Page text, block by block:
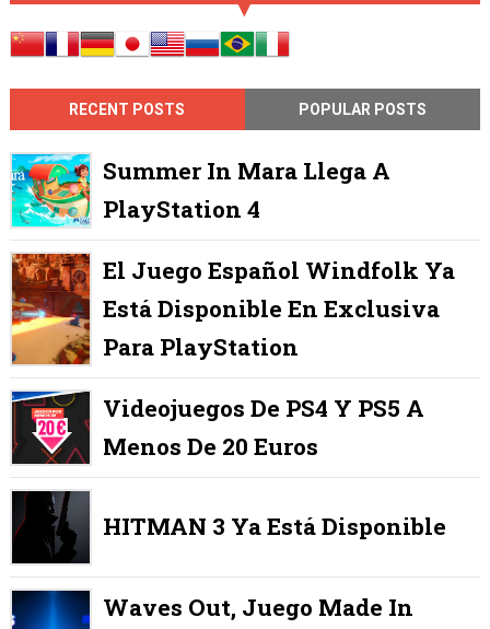
RECENT POSTS POPULAR POSTS
Summer In Mara Llega A
PlayStation 4
El Juego Español Windfolk Ya
Está Disponible En Exclusiva
Para PlayStation
Videojuegos De PS4 Y PS5 A
Menos De 20 Euros
HITMAN 3 Ya Está Disponible
Waves Out, Juego Made In